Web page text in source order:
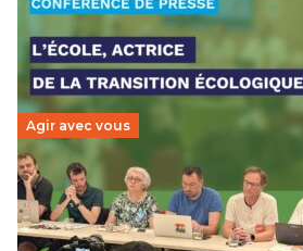
Agir avec vous
Transition écologique de
Éducation fait bouger les lignes
30 juin 2026-National